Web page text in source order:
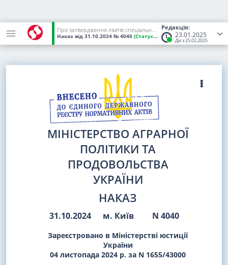
Редакція:
23.01.2025
Діє з 25.02.2025
Про затвердження лімітів спеціального використання водних біоресурсів загальнодержавного значення у Чорному морі із затоками, причорноморських лиманах, річці Дунай, пониззі річки Дністер (з озерами, рукавом Турунчук) та Дністровському лимані для здійснення промислового рибальства та дослідного вилову на 2025 рік
Наказ від 31.10.2024 № 4040 (Статус: Чинний)
МІНІСТЕРСТВО АГРАРНОЇ
ПОЛІТИКИ ТА
ПРОДОВОЛЬСТВА
УКРАЇНИ
НАКАЗ
31.10.2024 м. Київ N 4040
Зареєстровано в Міністерстві юстиції
України
04 листопада 2024 р. за N 1655/43000